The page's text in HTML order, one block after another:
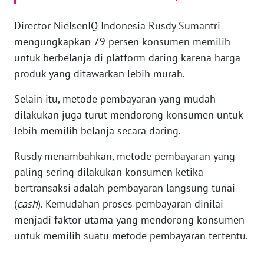
Director NielsenIQ Indonesia Rusdy Sumantri
mengungkapkan 79 persen konsumen memilih
untuk berbelanja di platform daring karena harga
produk yang ditawarkan lebih murah.
Selain itu, metode pembayaran yang mudah
dilakukan juga turut mendorong konsumen untuk
lebih memilih belanja secara daring.
Rusdy menambahkan, metode pembayaran yang
paling sering dilakukan konsumen ketika
bertransaksi adalah pembayaran langsung tunai
(cash). Kemudahan proses pembayaran dinilai
menjadi faktor utama yang mendorong konsumen
untuk memilih suatu metode pembayaran tertentu.
SIBER
REDAKSI
DISCLAIMER
Wahana
News
Regional
WN
SUMUT